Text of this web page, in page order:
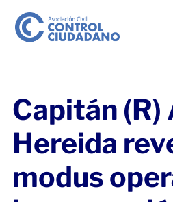
Capitán (R)
Hereida
modus